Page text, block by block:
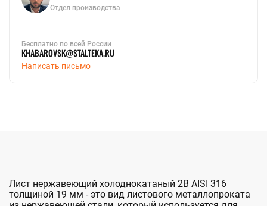
Отдел производства
Бесплатно по всей России
KHABAROVSK@STALTEKA.RU
Написать письмо
Лист нержавеющий холоднокатаный 2B AISI 316
толщиной 19 мм - это вид листового металлопроката